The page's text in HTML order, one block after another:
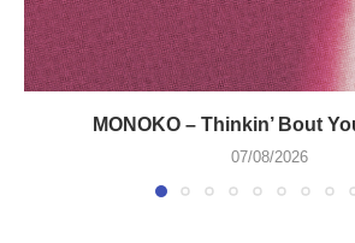
MONOKO – Thinkin’ Bout
07/08/2026